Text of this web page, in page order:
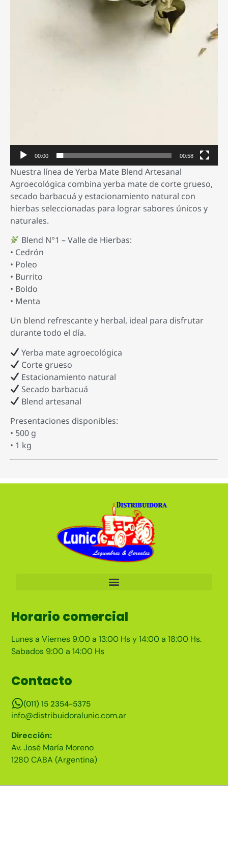
00:00 00:58
Nuestra línea de Yerba Mate Blend Artesanal
Agroecológica combina yerba mate de corte grueso,
secado barbacuá y estacionamiento natural con
hierbas seleccionadas para lograr sabores únicos y
naturales.
Blend N°1 – Valle de Hierbas:
• Cedrón
• Poleo
• Burrito
• Boldo
• Menta
Un blend refrescante y herbal, ideal para disfrutar
durante todo el día.
Yerba mate agroecológica
Corte grueso
Estacionamiento natural
Secado barbacuá
Blend artesanal
Presentaciones disponibles:
• 500 g
• 1 kg
Horario comercial
Lunes a Viernes 9:00 a 13:00 Hs y 14:00 a 18:00 Hs.
Sabados 9:00 a 14:00 Hs
Contacto
(011) 15 2354-5375
info@distribuidoralunic.com.ar
Dirección:
Av. José María Moreno
1280 CABA (Argentina)